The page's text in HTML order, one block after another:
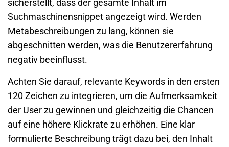
sicherstellt, dass der gesamte Inhalt im
Suchmaschinensnippet angezeigt wird. Werden
Metabeschreibungen zu lang, können sie
abgeschnitten werden, was die Benutzererfahrung
negativ beeinflusst.
Achten Sie darauf, relevante Keywords in den ersten
120 Zeichen zu integrieren, um die Aufmerksamkeit
der User zu gewinnen und gleichzeitig die Chancen
auf eine höhere Klickrate zu erhöhen. Eine klar
formulierte Beschreibung trägt dazu bei, den Inhalt